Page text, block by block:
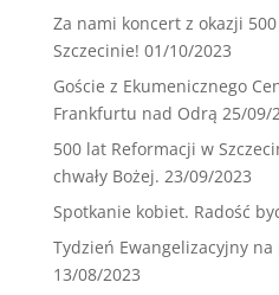
Za nami koncert z okazji
Szczecinie! 01/10/2023
Goście z Ekumenicznego
Frankfurtu nad Odrą 25/09/
500 lat Reformacji w
chwały Bożej. 23/09/2023
Spotkanie kobiet. Radość
Tydzień Ewangelizacyjny
13/08/2023